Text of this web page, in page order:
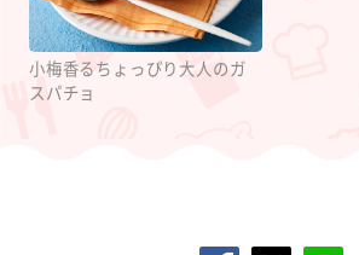
小梅香るちょっぴり大人のガ
スパチョ